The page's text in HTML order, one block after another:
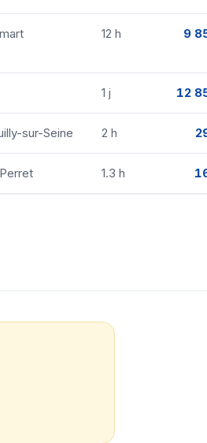
12 h 9
1 j 12
sur-Seine 2 h
1.3 h